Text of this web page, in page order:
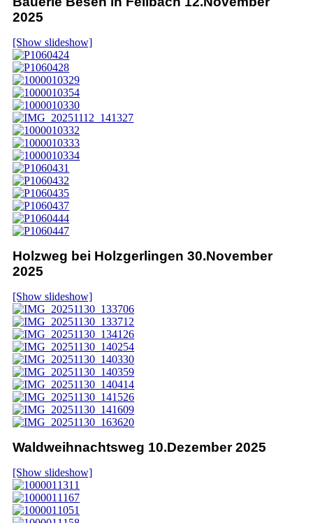
2025
[Show slideshow]
Holzweg bei Holzgerlingen 30.November
2025
[Show slideshow]
Waldweihnachtsweg 10.Dezember 2025
[Show slideshow]